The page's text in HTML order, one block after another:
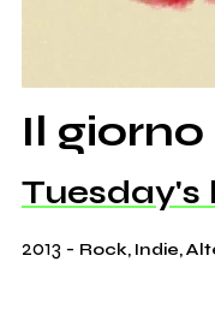
Il
2013 - Rock, Indie,